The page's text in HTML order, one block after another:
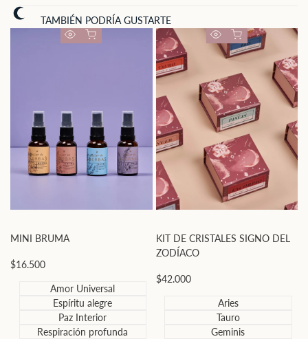
TAMBIÉN PODRÍA GUSTARTE
Añadir rápido
MINI BRUMA
Precio
$16.500
Amor Universal
Espíritu alegre
Paz Interior
Respiración profunda
Vista
rápida
Añadir rápido
KIT DE CRISTALES SIGNO DEL
ZODÍACO
Precio
$42.000
Aries
Tauro
Geminis